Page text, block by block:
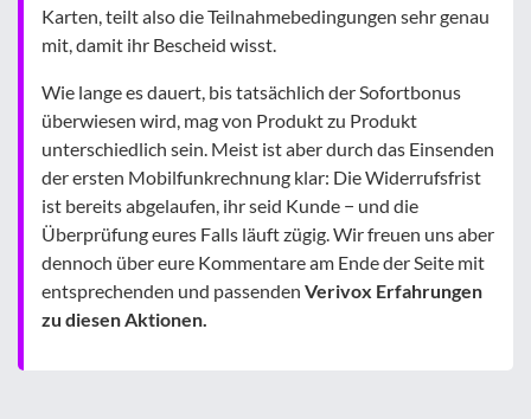
Karten, teilt also die Teilnahmebedingungen sehr genau
mit, damit ihr Bescheid wisst.
Wie lange es dauert, bis tatsächlich der Sofortbonus
überwiesen wird, mag von Produkt zu Produkt
unterschiedlich sein. Meist ist aber durch das Einsenden
der ersten Mobilfunkrechnung klar: Die Widerrufsfrist
ist bereits abgelaufen, ihr seid Kunde − und die
Überprüfung eures Falls läuft zügig. Wir freuen uns aber
dennoch über eure Kommentare am Ende der Seite mit
entsprechenden und passenden Verivox Erfahrungen
zu diesen Aktionen.